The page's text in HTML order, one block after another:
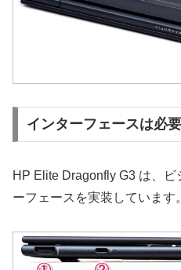
インターフェースは必
HP Elite Dragonfly G3 は、
ーフェースを実装しています。